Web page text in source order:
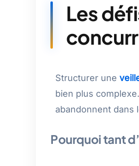
Les
Structurer une
bien plus
abandonnent dans
Pourquoi tant